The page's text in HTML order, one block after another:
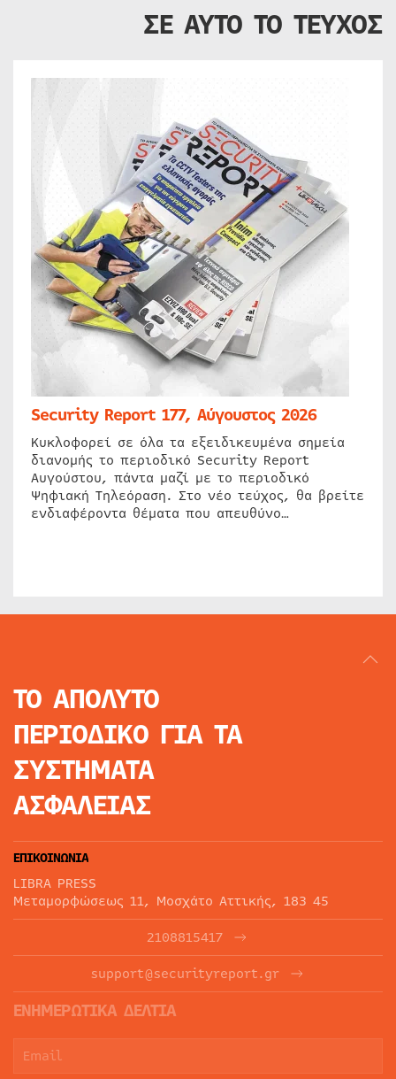
ΣΕ ΑΥΤΟ ΤΟ ΤΕΥΧΟΣ
Security Report 177, Αύγουστος 2026
Κυκλοφορεί σε όλα τα εξειδικευμένα σημεία
διανομής το περιοδικό Security Report
Αυγούστου, πάντα μαζί με το περιοδικό
Ψηφιακή Τηλεόραση. Στο νέο τεύχος, θα βρείτε
ενδιαφέροντα θέματα που απευθύνο…
ΤΟ ΑΠΟΛΥΤΟ
ΠΕΡΙΟΔΙΚΟ ΓΙΑ ΤΑ
ΣΥΣΤΗΜΑΤΑ
ΑΣΦΑΛΕΙΑΣ
ΕΠΙΚΟΙΝΩΝΙΑ
LIBRA PRESS
Μεταμορφώσεως 11, Μοσχάτο Αττικής, 183 45
2108815417
support@securityreport.gr
ΕΝΗΜΕΡΩΤΙΚΑ ΔΕΛΤΙΑ